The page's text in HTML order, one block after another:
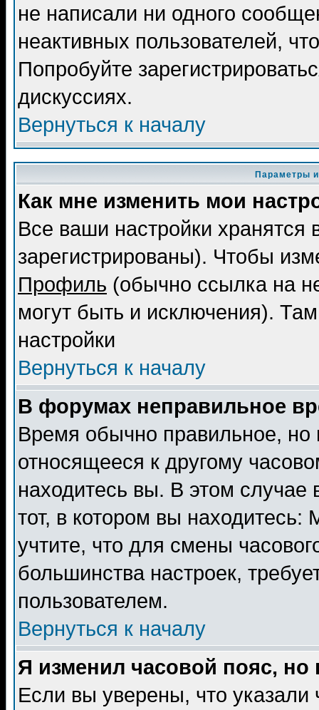
не написали ни одного
неактивных пользователей,
Попробуйте
дискуссиях.
Вернуться к началу
Параметры
Как мне изменить мои
Все ваши настройки
зарегистрированы). Чтобы
Профиль (обычно ссылка на
могут быть и исключения).
настройки
Вернуться к началу
В форумах неправильное
Время обычно правильное,
относящееся к другому
находитесь вы. В этом
тот, в котором вы
учтите, что для смены
большинства настроек,
пользователем.
Вернуться к началу
Я изменил часовой пояс,
Если вы уверены, что указали